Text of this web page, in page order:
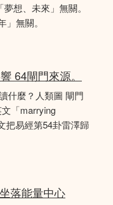
想、未來」無關。
無關。
64閘門來源。
什麼？人類圖 閘門
「marrying
把易經第54卦雷澤歸
落能量中心